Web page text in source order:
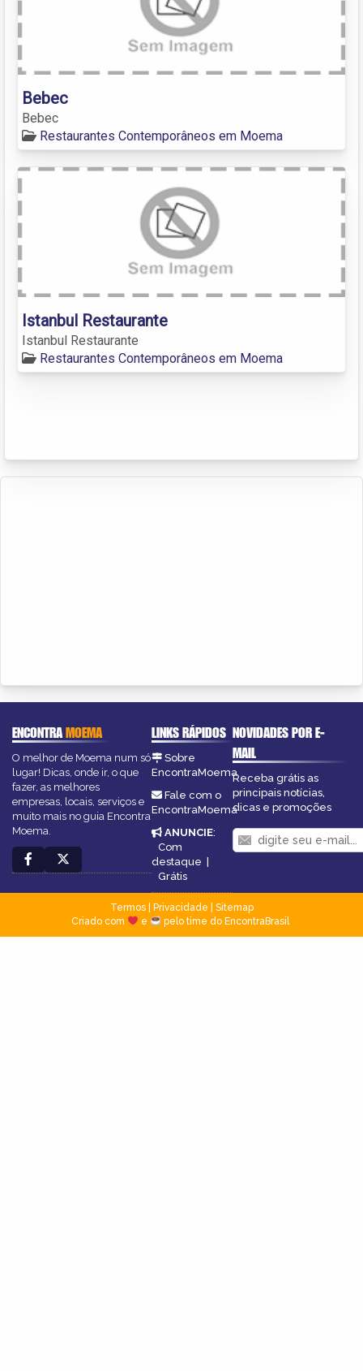
Bebec
Bebec
Restaurantes Contemporâneos em Moema
Istanbul Restaurante
Istanbul Restaurante
Restaurantes Contemporâneos em Moema
ENCONTRAMOEMA
O melhor de Moema num só
lugar! Dicas, onde ir, o que
fazer, as melhores
empresas, locais, serviços e
muito mais no guia Encontra
Moema.
LINKS RÁPIDOS
Sobre
EncontraMoema
Fale com o
EncontraMoema
ANUNCIE:
Com
destaque |
Grátis
NOVIDADES POR E-
MAIL
Receba grátis as
principais notícias,
dicas e promoções
Termos| Privacidade
Sitemap
Criado com
e pelo time do EncontraBrasil